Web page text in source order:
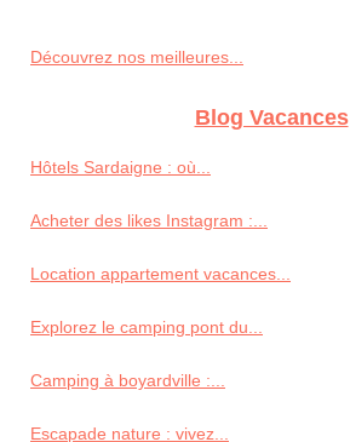
Découvrez nos meilleures...
Blog Vacances
Hôtels Sardaigne : où...
Acheter des likes Instagram :...
Location appartement vacances...
Explorez le camping pont du...
Camping à boyardville :...
Escapade nature : vivez...